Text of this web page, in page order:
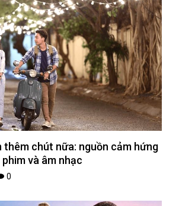
thêm chút nữa: nguồn cảm hứng
và âm nhạc
0